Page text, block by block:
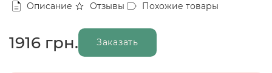
Описание
Отзывы Похожие товары
1916 грн. Заказать